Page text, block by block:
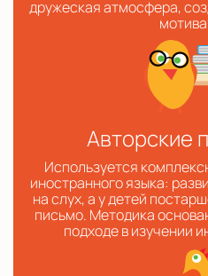
дружеская атмосфера,
Авторские
Используется
иностранного языка:
на слух, а у детей
письмо. Методика
подходе в изучении